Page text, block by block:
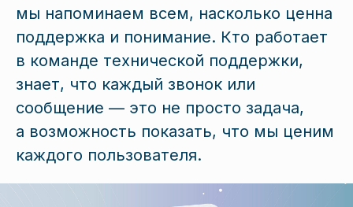
мы напоминаем всем, насколько ценна
поддержка и понимание. Кто работает
в команде технической поддержки,
знает, что каждый звонок или
сообщение — это не просто задача,
а возможность показать, что мы ценим
каждого пользователя.